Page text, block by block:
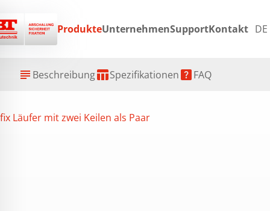
ProdukteUnternehmenSupportKontakt DE
subject Beschreibungtable_chartSpezifikationenhelp_centerFAQ
Läufer mit zwei Keilen als Paar